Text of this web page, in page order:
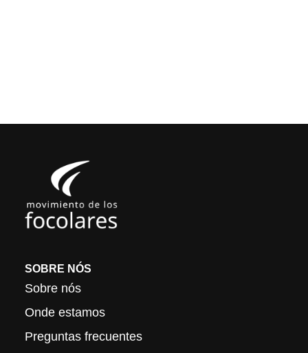
SOBRE NÓS
Sobre nós
Onde estamos
Preguntas frecuentes